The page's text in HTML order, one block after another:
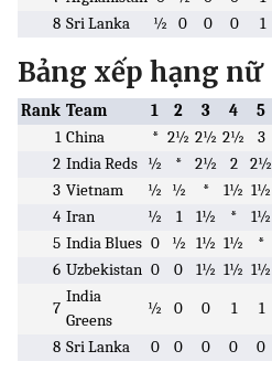
8 Sri Lanka ½ 0 0 0 1
Bảng xếp hạng nữ
Rank Team 1 2 3 4 5
1 China * 2½ 2½ 2½ 3
2 India Reds ½ * 2½ 2 2½
3 Vietnam ½ ½ * 1½ 1½
4 Iran ½ 1 1½ * 1½
5 India Blues 0 ½ 1½ 1½ *
6 Uzbekistan 0 0 1½ 1½ 1½
7
India
Greens
½ 0 0 1 1
8 Sri Lanka 0 0 0 0 0